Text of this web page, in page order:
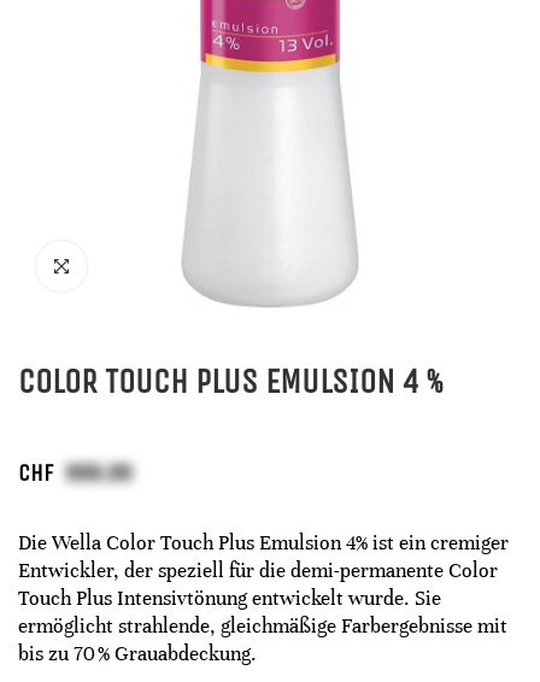
COLOR TOUCH PLUS EMULSION 4 %
CHF
Die Wella Color Touch Plus Emulsion 4% ist ein cremiger
Entwickler, der speziell für die demi-permanente Color
Touch Plus Intensivtönung entwickelt wurde. Sie
ermöglicht strahlende, gleichmäßige Farbergebnisse mit
bis zu 70 % Grauabdeckung.